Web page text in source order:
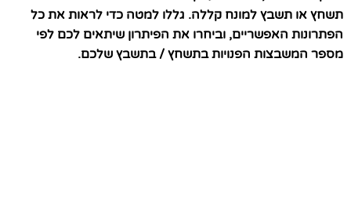
תשחץ או תשבץ למונח קללה. גללו למטה כדי לראות את כל
הפתרונות האפשריים, וביחרו את הפיתרון שיתאים לכם לפי
מספר המשבצות הפנויות בתשחץ / בתשבץ שלכם.